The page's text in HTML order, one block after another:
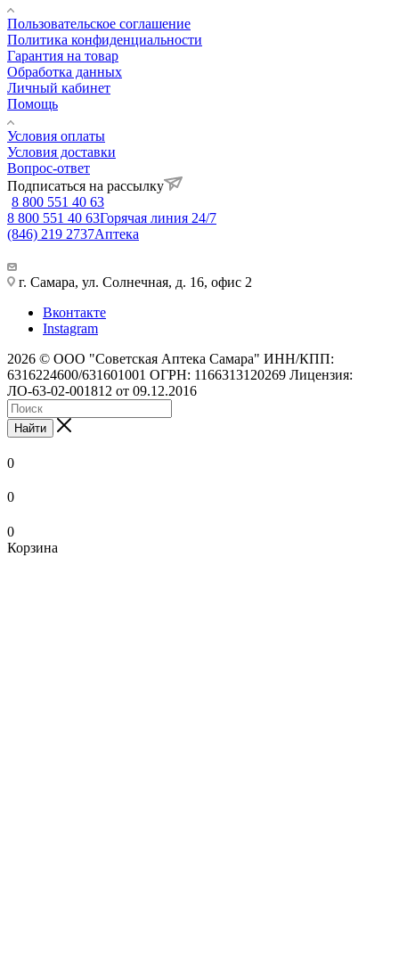
Пользовательское соглашение
Политика конфиденциальности
Гарантия на товар
Обработка данных
Личный кабинет
Помощь
Условия оплаты
Условия доставки
Вопрос-ответ
Подписаться на рассылку
8 800 551 40 63
8 800 551 40 63Горячая линия 24/7
(846) 219 2737Аптека
г. Самара, ул. Солнечная, д. 16, офис 2
Вконтакте
Instagram
2026 © ООО "Советская Аптека Самара" ИНН/КПП:
6316224600/631601001 ОГРН: 1166313120269 Лицензия:
ЛО-63-02-001812 от 09.12.2016
Найти
0
0
0
Корзина